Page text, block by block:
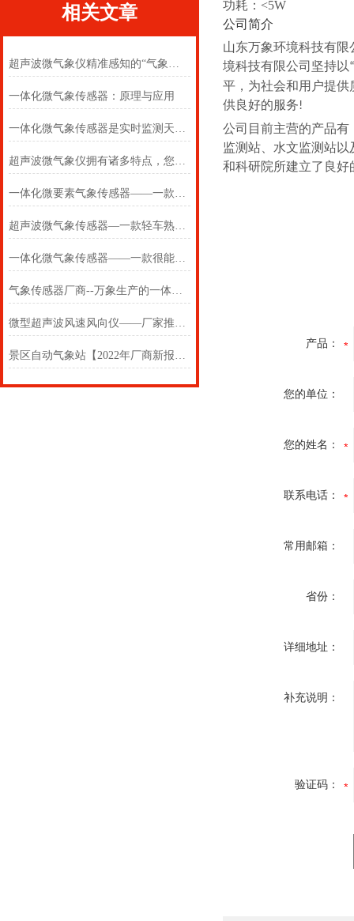
相关文章
超声波微气象仪精准感知的“气象哨兵”
一体化微气象传感器：原理与应用
一体化微气象传感器是实时监测天气的智能利器
超声波微气象仪拥有诸多特点，您掌握了几点？
一体化微要素气象传感器——一款用了都说好的超声波微气象传感器
超声波微气象传感器—一款轻车熟路的一体化微要素气象传感器
一体化微气象传感器——一款很能打的智能灯杆微气象仪#2022已更新
气象传感器厂商--万象生产的一体化微气象传感器#2022已更新
微型超声波风速风向仪——厂家推荐靠谱的超声波一体化微气象传感器
景区自动气象站【2022年厂商新报价】#火山喷发带来什么
功耗：<5W
公司简介
山东万象环境科技有
境科技有限公司坚持以“
平，为社会和用户提
供良好的服务!
公司目前主营的产品
监测站、水文监测站
和科研院所建立了良
产品：
您的单位：
您的姓名：
联系电话：
常用邮箱：
省份：
详细地址：
补充说明：
验证码：